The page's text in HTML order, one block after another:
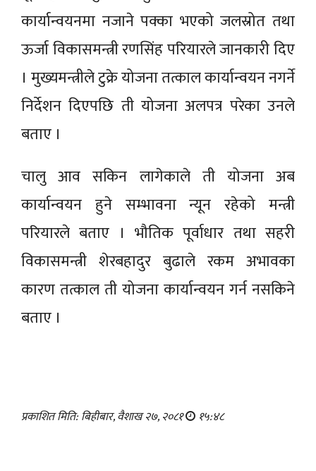
कार्यान्वयनमा नजाने पक्का भएको जलस्रोत तथा
ऊर्जा विकासमन्त्री रणसिंह परियारले जानकारी दिए
। मुख्यमन्त्रीले टुक्रे योजना तत्काल कार्यान्वयन नगर्ने
निर्देशन दिएपछि ती योजना अलपत्र परेका उनले
बताए ।
चालु आव सकिन लागेकाले ती योजना अब
कार्यान्वयन हुने सम्भावना न्यून रहेको मन्त्री
परियारले बताए । भौतिक पूर्वाधार तथा सहरी
विकासमन्त्री शेरबहादुर बुढाले रकम अभावका
कारण तत्काल ती योजना कार्यान्वयन गर्न नसकिने
बताए ।
प्रकाशित मिति: बिहीबार, वैशाख २७, २०८१ १५:४८